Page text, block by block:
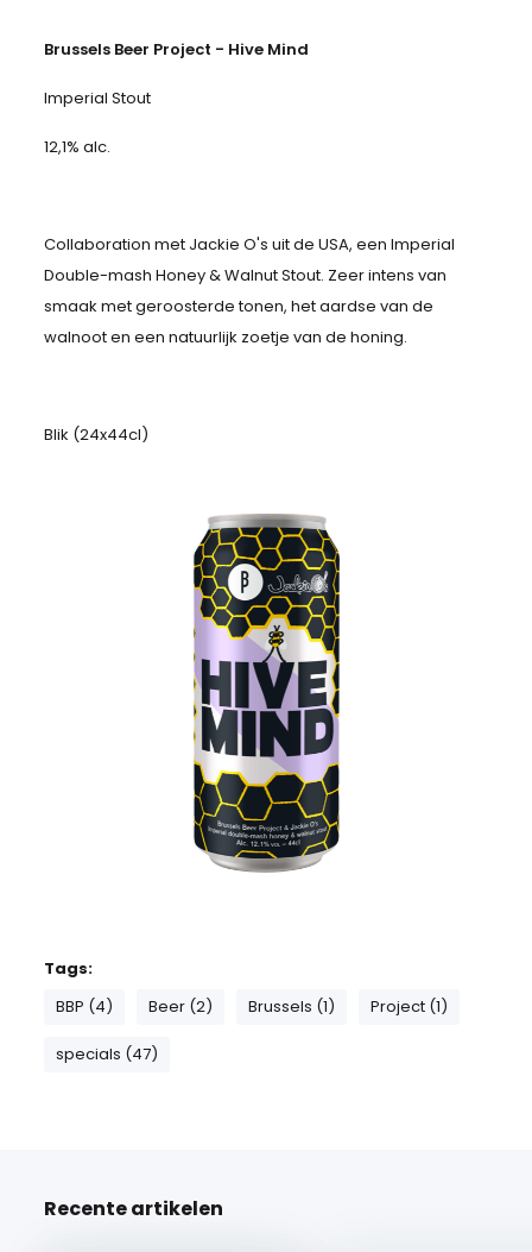
Brussels Beer Project - Hive Mind
Imperial Stout
12,1% alc.
Collaboration met Jackie O's uit de USA, een Imperial
Double-mash Honey & Walnut Stout. Zeer intens van
smaak met geroosterde tonen, het aardse van de
walnoot en een natuurlijk zoetje van de honing.
Blik (24x44cl)
Tags:
BBP (4)
Beer (2) Brussels (1) Project (1)
specials (47)
Recente artikelen